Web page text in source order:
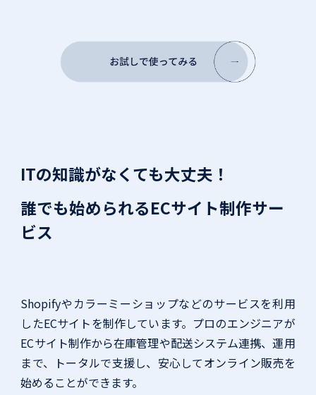
ITの知識がなくても大丈夫！
誰でも始められるECサイト制作サー
ビス
Shopifyやカラーミーショップなどのサービスを利用
したECサイトを制作しています。プロのエンジニアが
ECサイト制作から在庫管理や配送システム連携、運用
まで、トータルで支援し、安心してオンライン販売を
始めることができます。